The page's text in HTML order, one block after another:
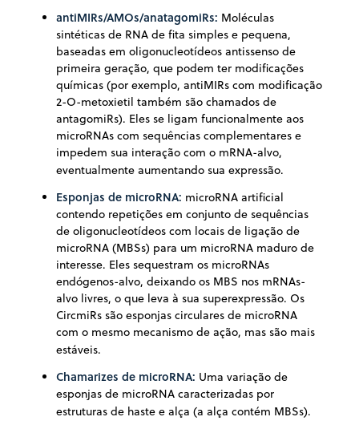
antiMIRs/AMOs/anatagomiRs: Moléculas
sintéticas de RNA de fita simples e pequena,
baseadas em oligonucleotídeos antissenso de
primeira geração, que podem ter modificações
químicas (por exemplo, antiMIRs com modificação
2-O-metoxietil também são chamados de
antagomiRs). Eles se ligam funcionalmente aos
microRNAs com sequências complementares e
impedem sua interação com o mRNA-alvo,
eventualmente aumentando sua expressão.
Esponjas de microRNA: microRNA artificial
contendo repetições em conjunto de sequências
de oligonucleotídeos com locais de ligação de
microRNA (MBSs) para um microRNA maduro de
interesse. Eles sequestram os microRNAs
endógenos-alvo, deixando os MBS nos mRNAs-
alvo livres, o que leva à sua superexpressão. Os
CircmiRs são esponjas circulares de microRNA
com o mesmo mecanismo de ação, mas são mais
estáveis.
Chamarizes de microRNA: Uma variação de
esponjas de microRNA caracterizadas por
estruturas de haste e alça (a alça contém MBSs).